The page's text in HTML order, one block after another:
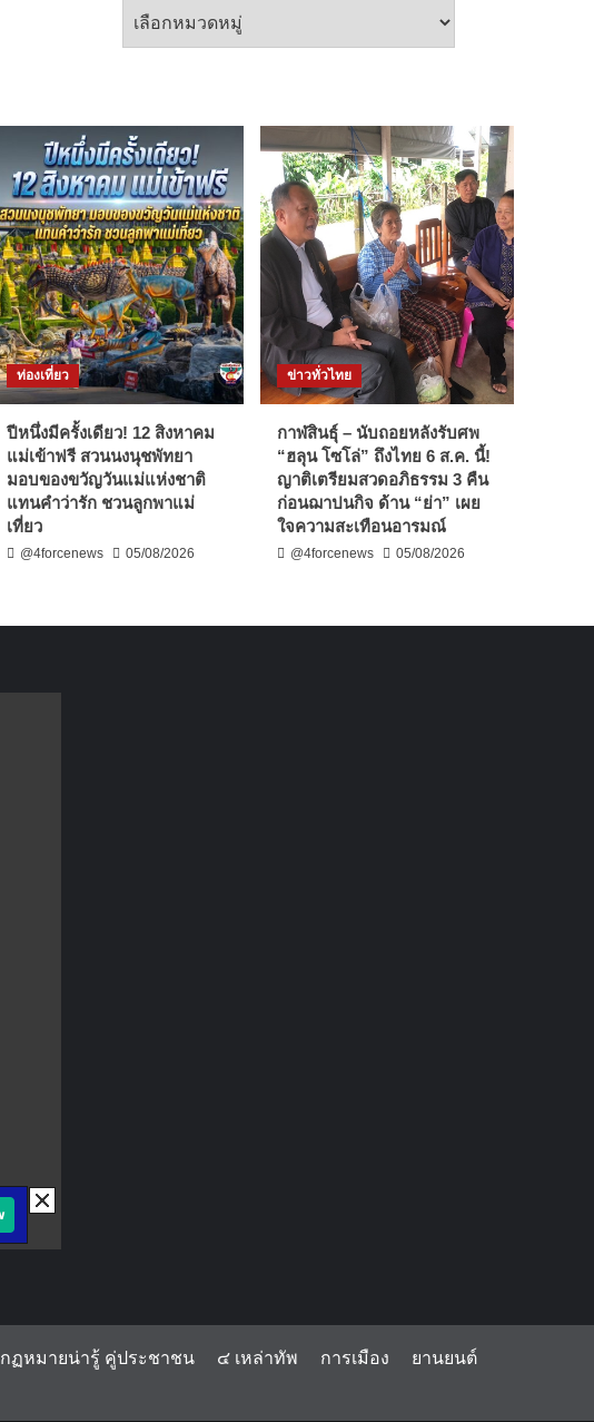
หัวข้อ
ท่องเที่ยว
ปีหนึ่งมีครั้งเดียว! 12 สิงหาคม
แม่เข้าฟรี สวนนงนุชพัทยา
มอบของขวัญวันแม่แห่งชาติ
แทนคำว่ารัก ชวนลูกพาแม่
เที่ยว
@4forcenews 05/08/2026
ข่าวทั่วไทย
กาฬสินธุ์ – นับถอยหลังรับศพ
“ฮลุน โซโล่” ถึงไทย 6 ส.ค. นี้!
ญาติเตรียมสวดอภิธรรม 3 คืน
ก่อนฌาปนกิจ ด้าน “ย่า” เผย
ใจความสะเทือนอารมณ์
@4forcenews 05/08/2026
กฏหมายน่ารู้ คู่ประชาชน ๔ เหล่าทัพ การเมือง
ยานยนต์